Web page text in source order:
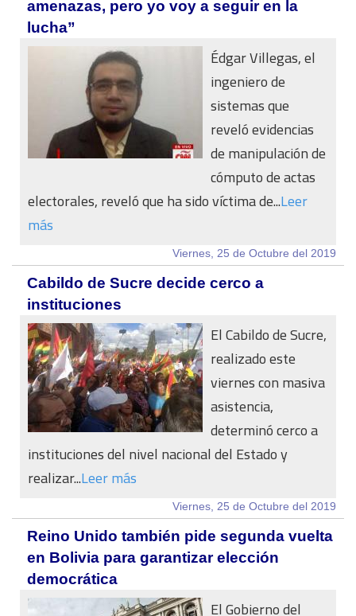
amenazas, pero yo voy a seguir en la
lucha”
Édgar Villegas, el
ingeniero de
sistemas que
reveló evidencias
de manipulación de
cómputo de actas
electorales, reveló que ha sido víctima de...Leer
más
Viernes, 25 de Octubre del 2019
Cabildo de Sucre decide cerco a
instituciones
El Cabildo de Sucre,
realizado este
viernes con masiva
asistencia,
determinó cerco a
instituciones del nivel nacional del Estado y
realizar...Leer más
Viernes, 25 de Octubre del 2019
Reino Unido también pide segunda vuelta
en Bolivia para garantizar elección
democrática
El Gobierno del